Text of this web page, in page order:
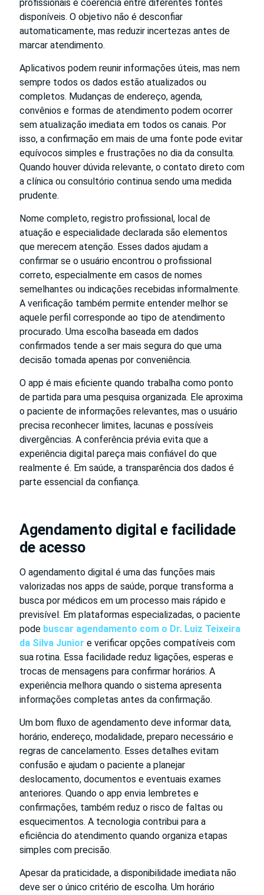
profissionais e coerência entre diferentes fontes
disponíveis. O objetivo não é desconfiar
automaticamente, mas reduzir incertezas antes de
marcar atendimento.
Aplicativos podem reunir informações úteis, mas nem
sempre todos os dados estão atualizados ou
completos. Mudanças de endereço, agenda,
convênios e formas de atendimento podem ocorrer
sem atualização imediata em todos os canais. Por
isso, a confirmação em mais de uma fonte pode evitar
equívocos simples e frustrações no dia da consulta.
Quando houver dúvida relevante, o contato direto com
a clínica ou consultório continua sendo uma medida
prudente.
Nome completo, registro profissional, local de
atuação e especialidade declarada são elementos
que merecem atenção. Esses dados ajudam a
confirmar se o usuário encontrou o profissional
correto, especialmente em casos de nomes
semelhantes ou indicações recebidas informalmente.
A verificação também permite entender melhor se
aquele perfil corresponde ao tipo de atendimento
procurado. Uma escolha baseada em dados
confirmados tende a ser mais segura do que uma
decisão tomada apenas por conveniência.
O app é mais eficiente quando trabalha como ponto
de partida para uma pesquisa organizada. Ele aproxima
o paciente de informações relevantes, mas o usuário
precisa reconhecer limites, lacunas e possíveis
divergências. A conferência prévia evita que a
experiência digital pareça mais confiável do que
realmente é. Em saúde, a transparência dos dados é
parte essencial da confiança.
Agendamento digital e facilidade
de acesso
O agendamento digital é uma das funções mais
valorizadas nos apps de saúde, porque transforma a
busca por médicos em um processo mais rápido e
previsível. Em plataformas especializadas, o paciente
pode buscar agendamento com o Dr. Luiz Teixeira
da Silva Junior e verificar opções compatíveis com
sua rotina. Essa facilidade reduz ligações, esperas e
trocas de mensagens para confirmar horários. A
experiência melhora quando o sistema apresenta
informações completas antes da confirmação.
Um bom fluxo de agendamento deve informar data,
horário, endereço, modalidade, preparo necessário e
regras de cancelamento. Esses detalhes evitam
confusão e ajudam o paciente a planejar
deslocamento, documentos e eventuais exames
anteriores. Quando o app envia lembretes e
confirmações, também reduz o risco de faltas ou
esquecimentos. A tecnologia contribui para a
eficiência do atendimento quando organiza etapas
simples com precisão.
Apesar da praticidade, a disponibilidade imediata não
deve ser o único critério de escolha. Um horário